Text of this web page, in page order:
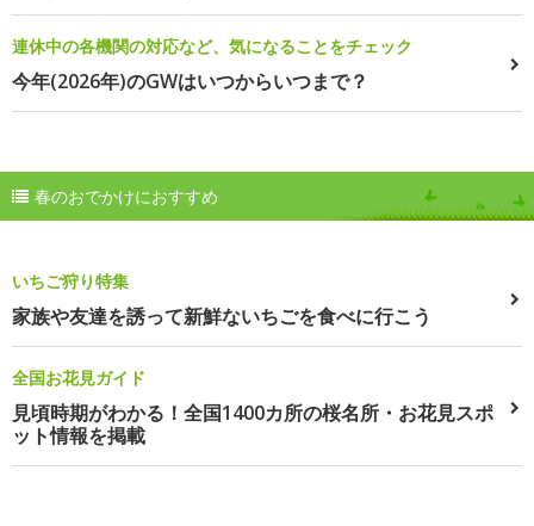
連休中の各機関の対応など、気になることをチェック
今年(2026年)のGWはいつからいつまで？
春のおでかけにおすすめ
いちご狩り特集
家族や友達を誘って新鮮ないちごを食べに行こう
全国お花見ガイド
見頃時期がわかる！全国1400カ所の桜名所・お花見スポ
ット情報を掲載